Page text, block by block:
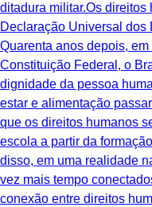
ditadura militar.Os direitos
Declaração Universal dos
Quarenta anos depois,
Constituição Federal, o
dignidade da pessoa
estar e alimentação
que os direitos humanos
escola a partir da
disso, em uma realidade
vez mais tempo
conexão entre direitos